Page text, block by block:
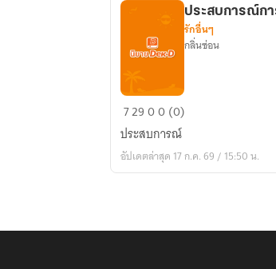
ประสบการณ์
การ
ทำงาน
ของ
ประสบการณ์กา
รักอื่นๆ
กลิ่นซ่อน
72900 (0)
ประสบการณ์
อัปเดตล่าสุด 17 ก.ค. 69 / 15:50 น.